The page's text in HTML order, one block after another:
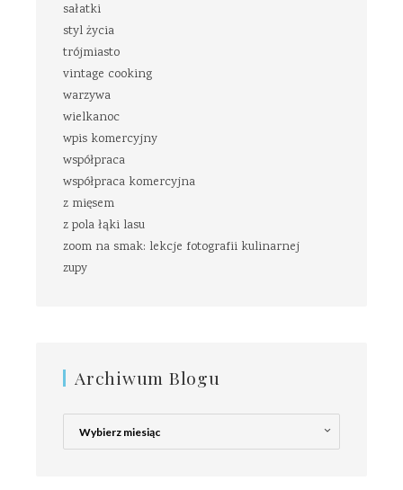
sałatki
styl życia
trójmiasto
vintage cooking
warzywa
wielkanoc
wpis komercyjny
współpraca
współpraca komercyjna
z mięsem
z pola łąki lasu
zoom na smak: lekcje fotografii kulinarnej
zupy
Archiwum Blogu
Archiwum
Blogu